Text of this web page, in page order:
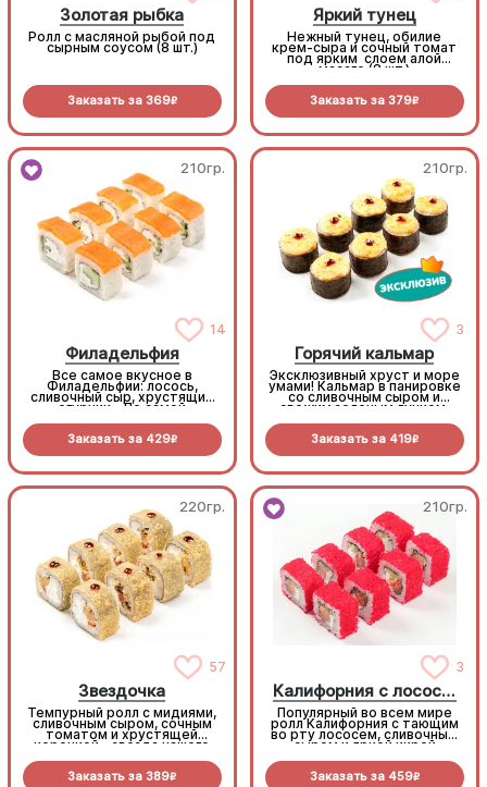
Золотая рыбка
Ролл с масляной рыбой под
сырным соусом (8 шт.)
Заказать за 369R
Яркий тунец
Нежный тунец, обилие
крем-сыра и сочный томат
под ярким слоем алой
масаго (8 шт.)
Заказать за 379R
210гр.
14
Филадельфия
Все самое вкусное в
Филадельфии: лосось,
сливочный сыр, хрустящий
огурчик... По самой
Заказать за 429R
210гр.
3
Горячий кальмар
Эксклюзивный хруст и море
умами! Кальмар в панировке
со сливочным сыром и
свежим зеленым лучком.
из аутентичного соуса
хондаши. Глубокий вкус,
который вы не встретите
больше нигде. (8 шт.)
Заказать за 419R
220гр.
57
Звездочка
Темпурный ролл с мидиями,
сливочным сыром, сочным
томатом и хрустящей
корочкой - звезда нашего
Заказать за 389R
210гр.
3
Калифорния с лососем
Популярный во всем мире
ролл Калифорния с тающим
во рту лососем, сливочным
сыром и яркой икрой
Заказать за 459R